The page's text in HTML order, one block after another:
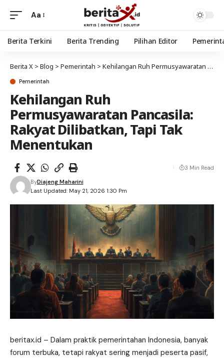
Aa
Berita Terkini Berita Trending Pilihan Editor
Berita X > Blog > Pemerintah > Kehilangan Ruh Permusyawaratan Pancasila: Rakyat Dilibatkan, Tapi Tak Menentukan
Pemerintah
Kehilangan Ruh
Permusyawaratan Pancasila:
Rakyat Dilibatkan, Tapi Tak
Menentukan
Last Updated: May 21, 2026 1:30 Pm
ByDiajeng Maharini
3 Min Read
beritax.id – Dalam praktik pemerintahan Indonesia, banyak
forum terbuka, tetapi rakyat sering menjadi peserta pasif,